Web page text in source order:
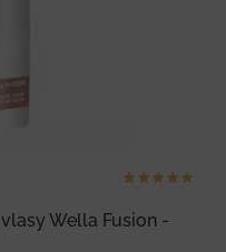
Wella Fusion -